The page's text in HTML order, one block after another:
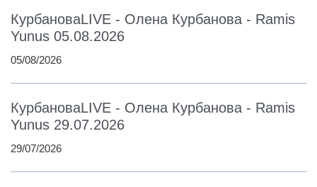
КурбановаLIVE - Олена Курбанова - Ramis
Yunus 05.08.2026
05/08/2026
КурбановаLIVE - Олена Курбанова - Ramis
Yunus 29.07.2026
29/07/2026